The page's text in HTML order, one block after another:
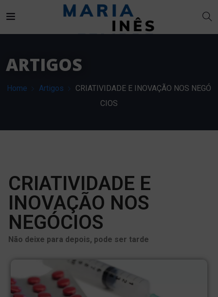
ARTIGOS
Home Artigos
CRIATIVIDADE E INOVAÇÃO NOS NEGÓ
CIOS
CRIATIVIDADE E
INOVAÇÃO NOS
NEGÓCIOS
Não deixe para depois, pode ser tarde